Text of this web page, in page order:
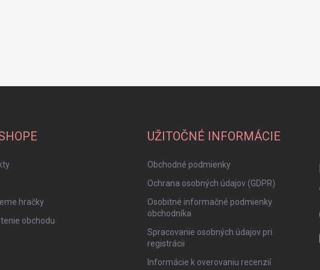
hračky
obchodu
UŽITOČNÉ INFORMÁCIE
Obchodné podmienky
Ochrana osobných údajov (GDPR)
Osobitné informačné podmienky
obchodníka
Spracovanie osobných údajov pri
registrácii
Informácie k overovaniu recenzií